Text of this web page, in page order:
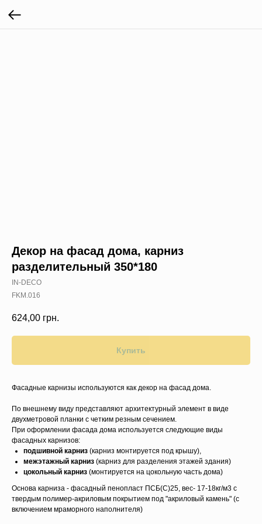
Декор на фасад дома, карниз
разделительный 350*180
IN-DECO
FKM.016
624,00 грн.
Купить
Фасадные карнизы используются как декор на фасад дома.
По внешнему виду представляют архитектурный элемент в виде
двухметровой планки с четким резным сечением.
При оформлении фасада дома используется следующие виды
фасадных карнизов:
подшивной карниз (карниз монтируется под крышу),
межэтажный карниз (карниз для разделения этажей здания)
цокольный карниз (монтируется на цокольную часть дома)
Основа карниза - фасадный пенопласт ПСБ(C)25, вес- 17-18кг/м3 с
твердым полимер-акриловым покрытием под "акриловый камень" (с
включением мраморного наполнителя)